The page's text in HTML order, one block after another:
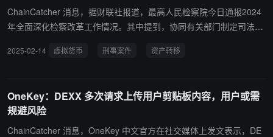
性，但要求 rollup 满足基本的安全和功能标准。Stage 2 为无训练
轮，要求 rollup 实现更强的去中心化和安全性，接近完全去中心化的
ChainCatcher 消息，据财联社报道，最高人民检察院今日通报2024
年全面深化检察改革工作情况。其中提到，协同有关部门制定司法解
更加有力惩治利用虚拟货币非法向境外转移资产、逃税、骗取出口退
和趋利性执法司法问题。健全最高人民检察院派驻中国证监会检察工
作机制，加强金融监管执法司法衔接协作。
2025-02-14 虚拟货币 刑事案件 资产转移
OneKey：DEXX 多次请求上传用户剪贴板内容，用户或需
规避风险
ChainCatcher 消息，OneKey 中文官方在社交媒体上发文表示，DE